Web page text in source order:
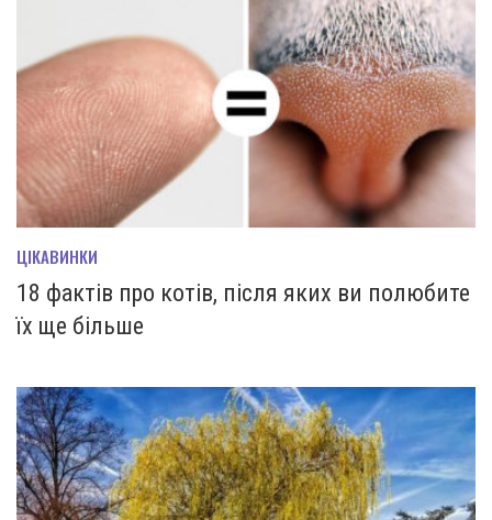
ЦІКАВИНКИ
18 фактів про котів, після яких ви полюбите
їх ще більше